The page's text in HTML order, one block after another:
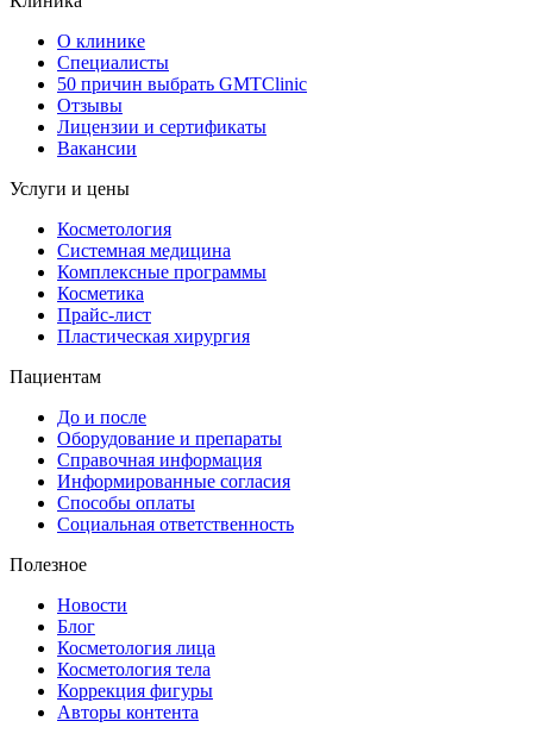
О клинике
Специалисты
50 причин выбрать GMTClinic
Отзывы
Лицензии и сертификаты
Вакансии
Услуги и цены
Косметология
Системная медицина
Комплексные программы
Косметика
Прайс-лист
Пластическая хирургия
Пациентам
До и после
Оборудование и препараты
Справочная информация
Информированные согласия
Способы оплаты
Социальная ответственность
Полезное
Новости
Блог
Косметология лица
Косметология тела
Коррекция фигуры
Авторы контента